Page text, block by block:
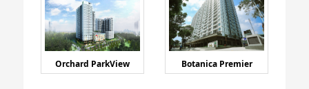
Orchard ParkView Botanica Premier